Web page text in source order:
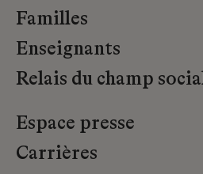
Familles
Enseignants
Relais du champ
Espace presse
Carrières